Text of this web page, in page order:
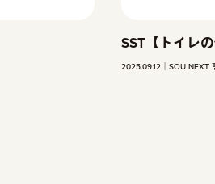
パルク
2025.10.16